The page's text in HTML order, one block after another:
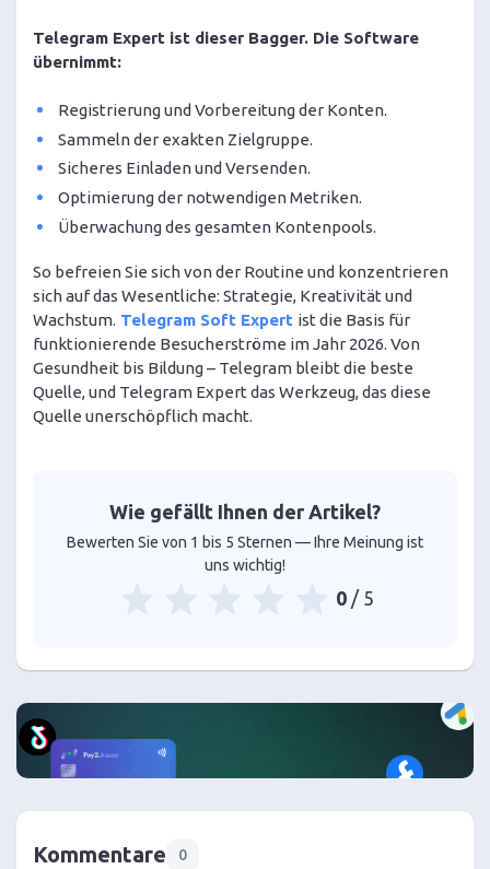
Telegram Expert ist dieser Bagger. Die Software
übernimmt:
Registrierung und Vorbereitung der Konten.
Sammeln der exakten Zielgruppe.
Sicheres Einladen und Versenden.
Optimierung der notwendigen Metriken.
Überwachung des gesamten Kontenpools.
So befreien Sie sich von der Routine und konzentrieren
sich auf das Wesentliche: Strategie, Kreativität und
Wachstum. Telegram Soft Expert ist die Basis für
funktionierende Besucherströme im Jahr 2026. Von
Gesundheit bis Bildung – Telegram bleibt die beste
Quelle, und Telegram Expert das Werkzeug, das diese
Quelle unerschöpflich macht.
Wie gefällt Ihnen der Artikel?
Bewerten Sie von 1 bis 5 Sternen — Ihre Meinung ist
uns wichtig!
0/ 5
Kommentare 0